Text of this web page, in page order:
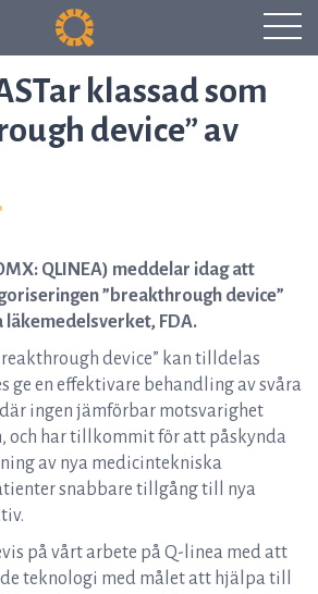
klassad som
device” av
QLINEA) meddelar idag att
”breakthrough device”
läkemedelsverket, FDA.
device” kan tilldelas
ge en effektivare behandling av svåra
ingen jämförbar motsvarighet
och har tillkommit för att påskynda
av nya medicintekniska
snabbare tillgång till nya
på vårt arbete på Q-linea med att
teknologi med målet att hjälpa till